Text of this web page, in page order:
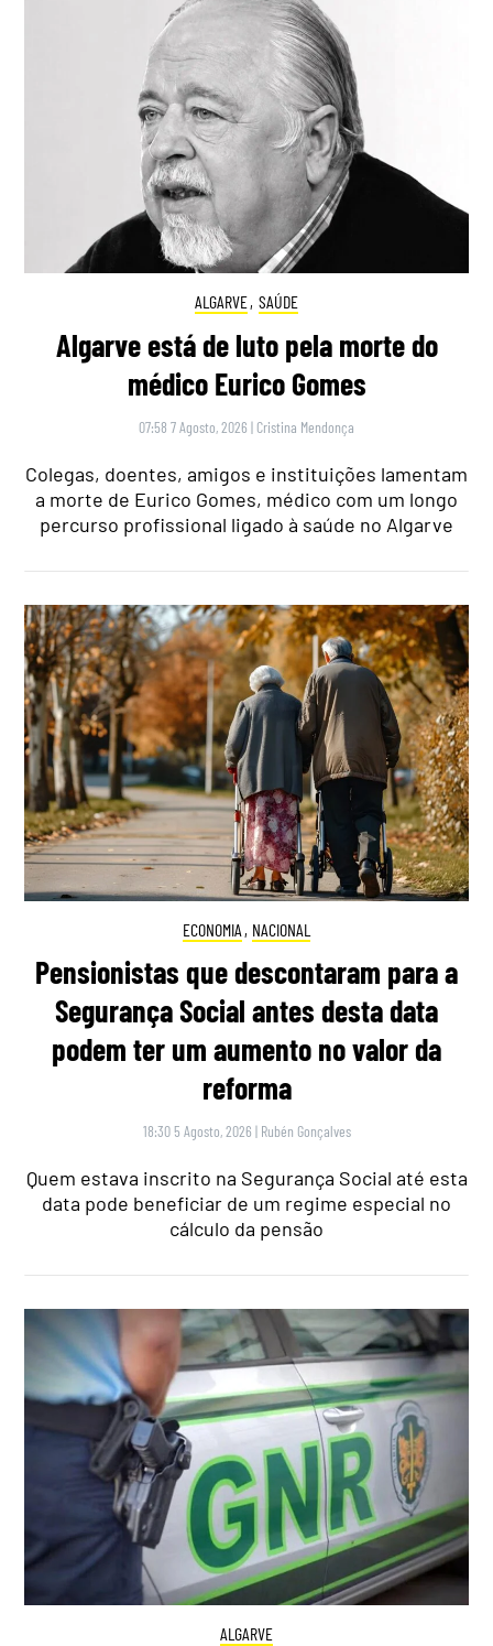
ALGARVE, SAÚDE
Algarve está de luto pela morte do
médico Eurico Gomes
07:58 7 Agosto, 2026 | Cristina Mendonça
Colegas, doentes, amigos e instituições lamentam
a morte de Eurico Gomes, médico com um longo
percurso profissional ligado à saúde no Algarve
ECONOMIA , NACIONAL
Pensionistas que descontaram para a
Segurança Social antes desta data
podem ter um aumento no valor da
reforma
18:30 5 Agosto, 2026 | Rubén Gonçalves
Quem estava inscrito na Segurança Social até esta
data pode beneficiar de um regime especial no
cálculo da pensão
ALGARVE